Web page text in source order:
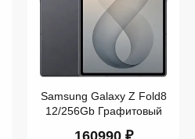
Samsung Galaxy Z Fold8
12/256Gb Графитовый